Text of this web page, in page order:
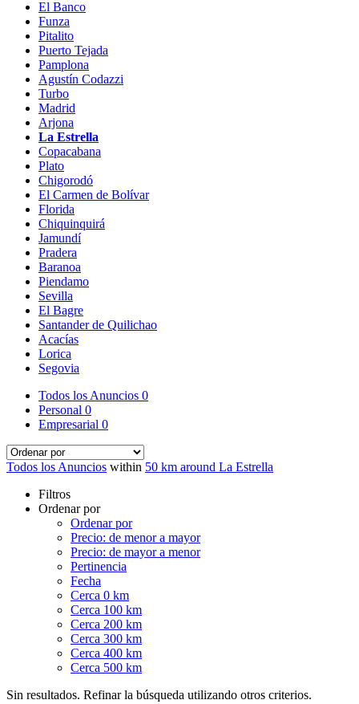
El Banco
Funza
Pitalito
Puerto Tejada
Pamplona
Agustín Codazzi
Turbo
Madrid
Arjona
La Estrella
Copacabana
Plato
Chigorodó
El Carmen de Bolívar
Florida
Chiquinquirá
Jamundí
Pradera
Baranoa
Piendamo
Sevilla
El Bagre
Santander de Quilichao
Acacías
Lorica
Segovia
Todos los Anuncios 0
Personal 0
Empresarial 0
Todos los Anuncios within 50 km around La Estrella
Filtros
Ordenar por
Ordenar por
Precio: de menor a mayor
Precio: de mayor a menor
Pertinencia
Fecha
Cerca 0 km
Cerca 100 km
Cerca 200 km
Cerca 300 km
Cerca 400 km
Cerca 500 km
Sin resultados. Refinar la búsqueda utilizando otros criterios.